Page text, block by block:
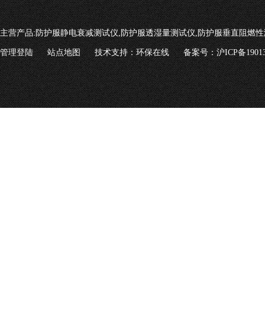
主营产品:防护服静电衰减测试仪,防护服透湿量测试仪,防护服垂直阻燃
管理登陆 站点地图 技术支持：环保在线 备案号：沪ICP备